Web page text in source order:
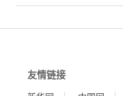
友情链接